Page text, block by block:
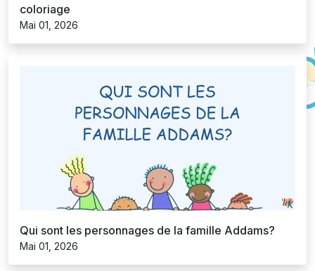
coloriage
Mai 01, 2026
Qui sont les personnages de la famille Addams?
Mai 01, 2026